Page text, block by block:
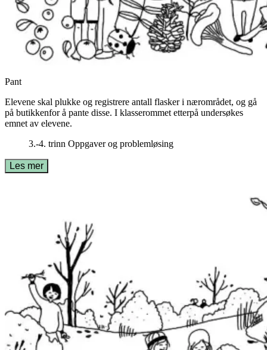
Pant
Elevene skal plukke og registrere antall flasker i nærområdet, og gå
på butikkenfor å pante disse. I klasserommet etterpå undersøkes
emnet av elevene.
3.-4. trinn Oppgaver og problemløsing
Les mer